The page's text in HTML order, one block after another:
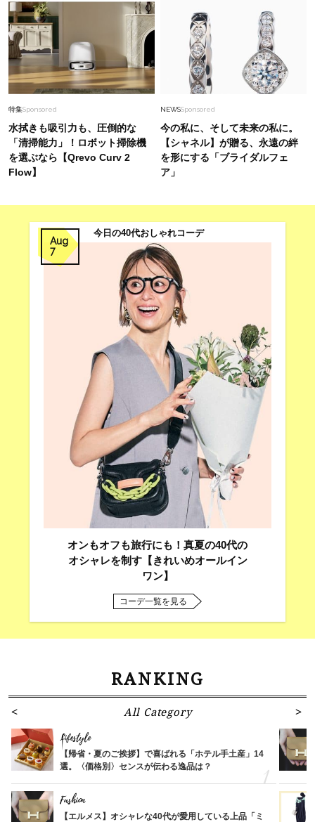
特集Sponsored
水拭きも吸引力も、圧倒的な
「清掃能力」！ロボット掃除機
を選ぶなら【Qrevo Curv 2
Flow】
NEWSSponsored
今の私に、そして未来の私に。
【シャネル】が贈る、永遠の絆
を形にする「ブライダルフェ
ア」
Aug
7
今日の40代おしゃれコーデ
オンもオフも旅行にも！真夏の40代の
オシャレを制す【きれいめオールイン
ワン】
コーデ一覧を見る
RANKING
All Category
Lifestyle
【帰省・夏のご挨拶】で喜ばれる「ホテル手土産」14
選。〈価格別〉センスが伝わる逸品は？
Fashion
【エルメス】オシャレな40代が愛用している上品「ミ